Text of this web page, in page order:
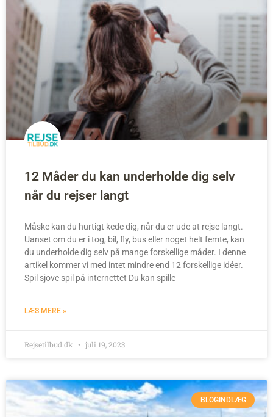
12 Måder du kan underholde dig selv
når du rejser langt
Måske kan du hurtigt kede dig, når du er ude at rejse langt.
Uanset om du er i tog, bil, fly, bus eller noget helt femte, kan
du underholde dig selv på mange forskellige måder. I denne
artikel kommer vi med intet mindre end 12 forskellige idéer.
Spil sjove spil på internettet Du kan spille
LÆS MERE »
Rejsetilbud.dk juli 19, 2023
BLOGINDLÆG